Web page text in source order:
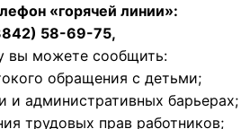
«горячей линии»:
58-69-75,
вы можете сообщить:
обращения с детьми;
и административных барьерах;
трудовых прав работников;